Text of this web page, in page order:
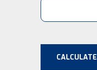
CALCULATE